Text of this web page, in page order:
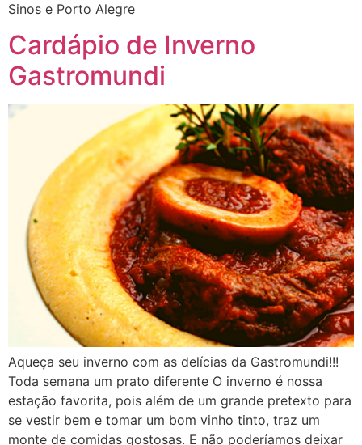
Sinos e Porto Alegre
Cardápio de Inverno
Gastromundi
Aqueça seu inverno com as delícias da Gastromundi!!!
Toda semana um prato diferente O inverno é nossa
estação favorita, pois além de um grande pretexto para
se vestir bem e tomar um bom vinho tinto, traz um
monte de comidas gostosas. E não poderíamos deixar